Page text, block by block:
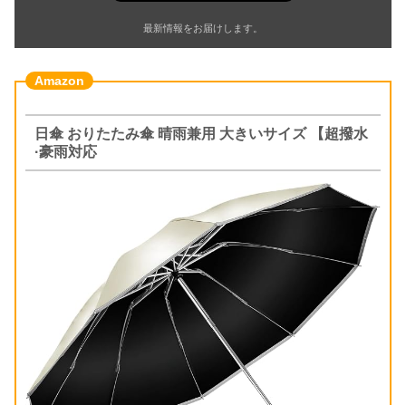
最新情報をお届けします。
日傘 おりたたみ傘 晴雨兼用 大きいサイズ 【超撥水
·豪雨対応